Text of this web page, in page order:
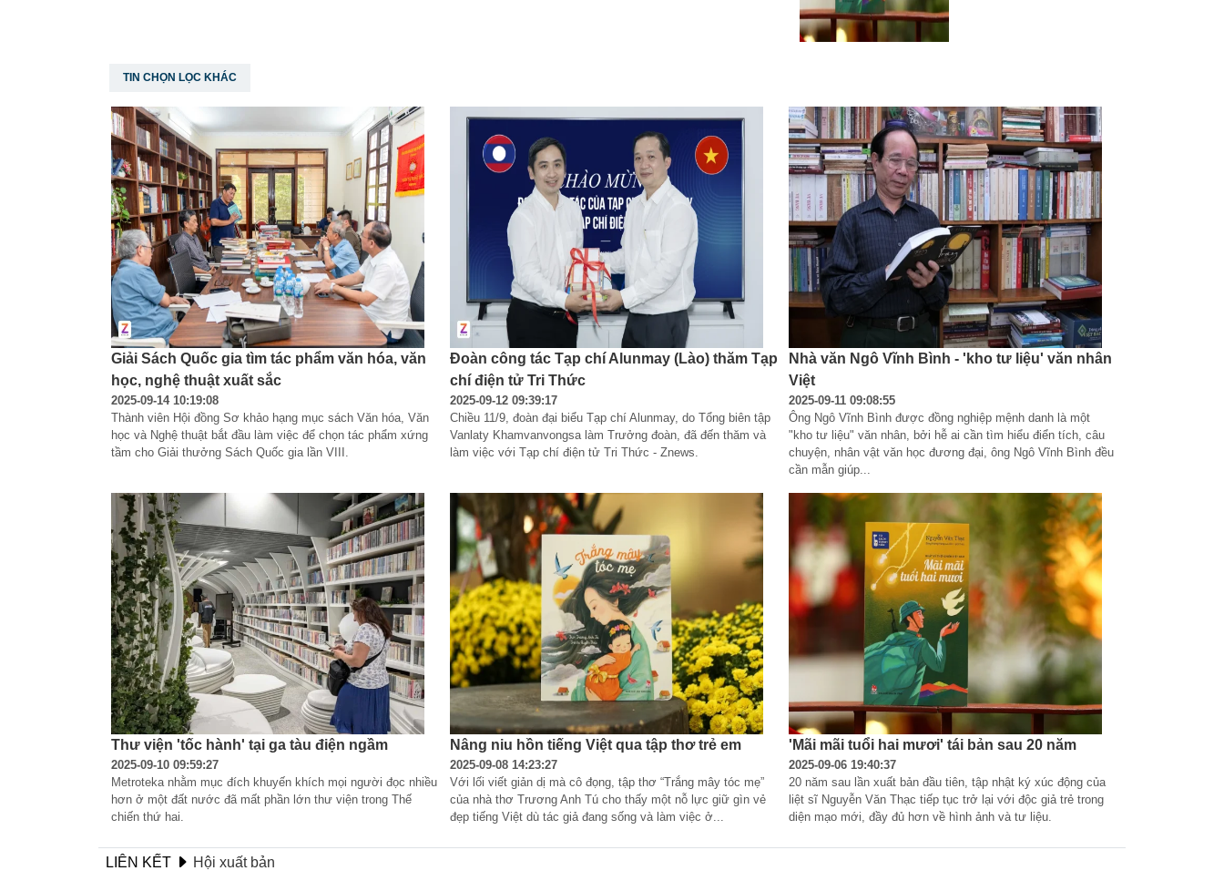
TIN CHỌN LỌC KHÁC
Giải Sách Quốc gia tìm tác phẩm văn hóa, văn
học, nghệ thuật xuất sắc
2025-09-14 10:19:08
Thành viên Hội đồng Sơ khảo hạng mục sách Văn hóa, Văn
học và Nghệ thuật bắt đầu làm việc để chọn tác phẩm xứng
tầm cho Giải thưởng Sách Quốc gia lần VIII.
Đoàn công tác Tạp chí Alunmay (Lào) thăm Tạp
chí điện tử Tri Thức
2025-09-12 09:39:17
Chiều 11/9, đoàn đại biểu Tạp chí Alunmay, do Tổng biên tập
Vanlaty Khamvanvongsa làm Trưởng đoàn, đã đến thăm và
làm việc với Tạp chí điện tử Tri Thức - Znews.
Nhà văn Ngô Vĩnh Bình - 'kho tư liệu' văn nhân
Việt
2025-09-11 09:08:55
Ông Ngô Vĩnh Bình được đồng nghiệp mệnh danh là một
"kho tư liệu" văn nhân, bởi hễ ai cần tìm hiểu điển tích, câu
chuyện, nhân vật văn học đương đại, ông Ngô Vĩnh Bình đều
cần mẫn giúp...
Thư viện 'tốc hành' tại ga tàu điện ngầm
2025-09-10 09:59:27
Metroteka nhằm mục đích khuyến khích mọi người đọc nhiều
hơn ở một đất nước đã mất phần lớn thư viện trong Thế
chiến thứ hai.
Nâng niu hồn tiếng Việt qua tập thơ trẻ em
2025-09-08 14:23:27
Với lối viết giản dị mà cô đọng, tập thơ “Trắng mây tóc mẹ”
của nhà thơ Trương Anh Tú cho thấy một nỗ lực giữ gìn vẻ
đẹp tiếng Việt dù tác giả đang sống và làm việc ở...
'Mãi mãi tuổi hai mươi' tái bản sau 20 năm
2025-09-06 19:40:37
20 năm sau lần xuất bản đầu tiên, tập nhật ký xúc động của
liệt sĩ Nguyễn Văn Thạc tiếp tục trở lại với độc giả trẻ trong
diện mạo mới, đầy đủ hơn về hình ảnh và tư liệu.
LIÊN KẾT Hội xuất bản